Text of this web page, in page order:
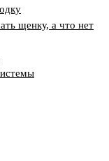
щенку, а что нет